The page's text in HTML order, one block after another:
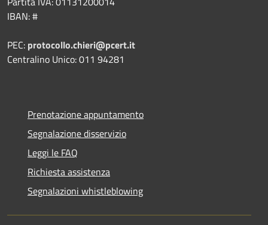
IBAN: #
PEC: protocollo.chieri@pcert.it
Centralino Unico: 011 94281
Prenotazione appuntamento
Segnalazione disservizio
Leggi le FAQ
Richiesta assistenza
Segnalazioni whistleblowing